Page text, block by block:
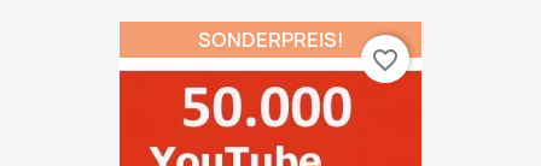
SONDERPREIS!
favorite_border